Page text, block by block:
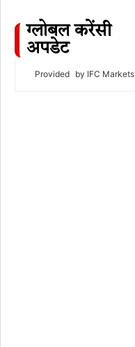
ग्लोबल करेंसी
अपडेट
Provided by IFC Markets